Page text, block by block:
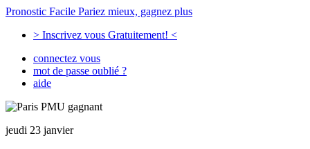
Pronostic Facile Pariez mieux, gagnez plus
> Inscrivez vous Gratuitement! <
connectez vous
mot de passe oublié ?
aide
jeudi 23 janvier